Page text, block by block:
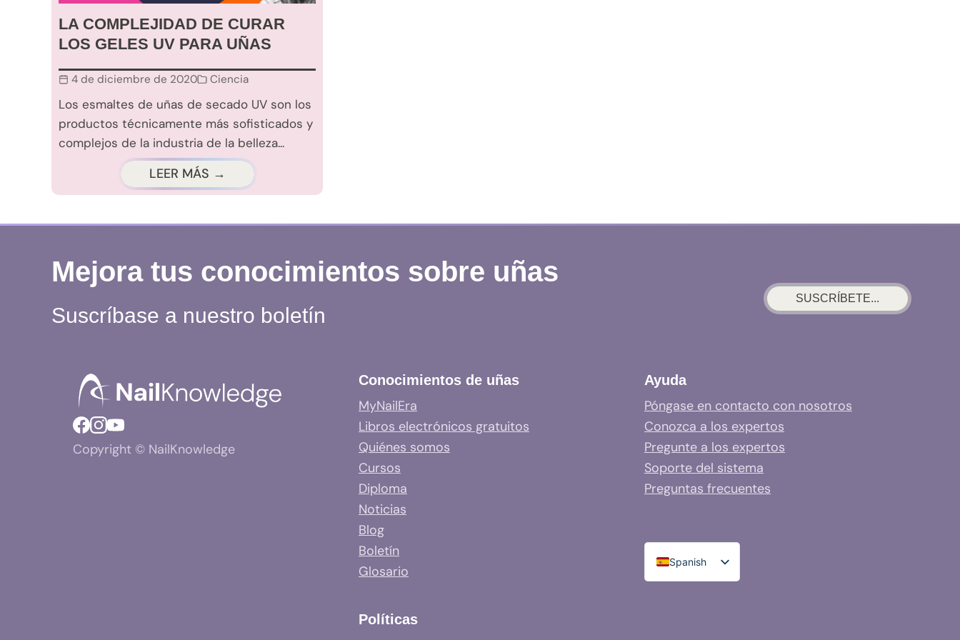
LA COMPLEJIDAD DE CURAR
LOS GELES UV PARA UÑAS
4 de diciembre de 2020 Ciencia
Los esmaltes de uñas de secado UV son los
productos técnicamente más sofisticados y
complejos de la industria de la belleza...
LEER MÁS →
Mejora tus conocimientos sobre uñas
Suscríbase a nuestro boletín
SUSCRÍBETE...
Copyright © NailKnowledge
Conocimientos de uñas
MyNailEra
Libros electrónicos gratuitos
Quiénes somos
Cursos
Diploma
Noticias
Blog
Boletín
Glosario
Políticas
Ayuda
Póngase en contacto con nosotros
Conozca a los expertos
Pregunte a los expertos
Soporte del sistema
Preguntas frecuentes
Spanish
English